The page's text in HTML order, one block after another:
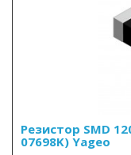
Резистор SMD
07698K) Yageo